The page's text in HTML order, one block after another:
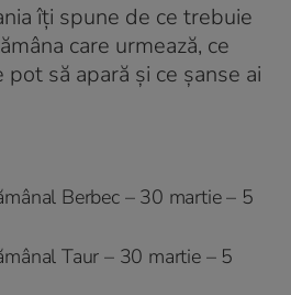
îți spune de ce trebuie
care urmează, ce
să apară și ce șanse ai
Berbec – 30 martie – 5
Taur – 30 martie – 5